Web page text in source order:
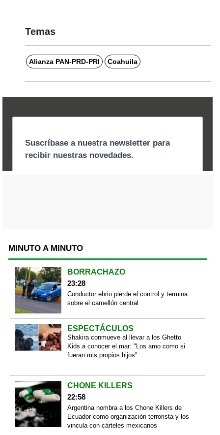
Temas
Alianza PAN-PRD-PRI Coahuila
MINUTO A MINUTO
BORRACHAZO
23:28
Conductor ebrio pierde el control y termina
sobre el camellón central
ESPECTÁCULOS
Shakira conmueve al llevar a los Ghetto
Kids a conocer el mar: "Los amo como si
fueran mis propios hijos"
CHONE KILLERS
22:58
Argentina nombra a los Chone Killers de
Ecuador como organización terrorista y los
vincula con cárteles mexicanos